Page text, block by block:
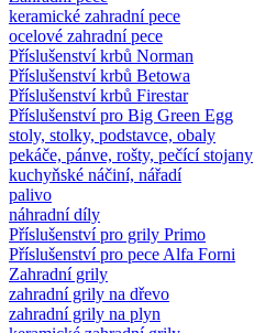
keramické zahradní pece
ocelové zahradní pece
Příslušenství krbů Norman
Příslušenství krbů Betowa
Příslušenství krbů Firestar
Příslušenství pro Big Green Egg
stoly, stolky, podstavce, obaly
pekáče, pánve, rošty, pečící stojany
kuchyňské náčiní, nářadí
palivo
náhradní díly
Příslušenství pro grily Primo
Příslušenství pro pece Alfa Forni
Zahradní grily
zahradní grily na dřevo
zahradní grily na plyn